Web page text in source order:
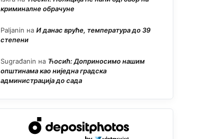
криминалне обрачуне
Paljanin на И данас вруће, температура до 39
степени
Sugrađanin на Ћосић: Доприносимо нашим
општинама као ниједна градска
администрација до сада